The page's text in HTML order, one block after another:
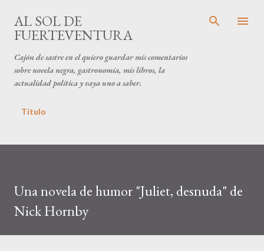
AL SOL DE
FUERTEVENTURA
Cajón de sastre en el quiero guardar mis comentarios
sobre novela negra, gastronomía, mis libros, la
actualidad política y vaya uno a saber.
Título
Una novela de humor "Juliet, desnuda" de
Nick Hornby